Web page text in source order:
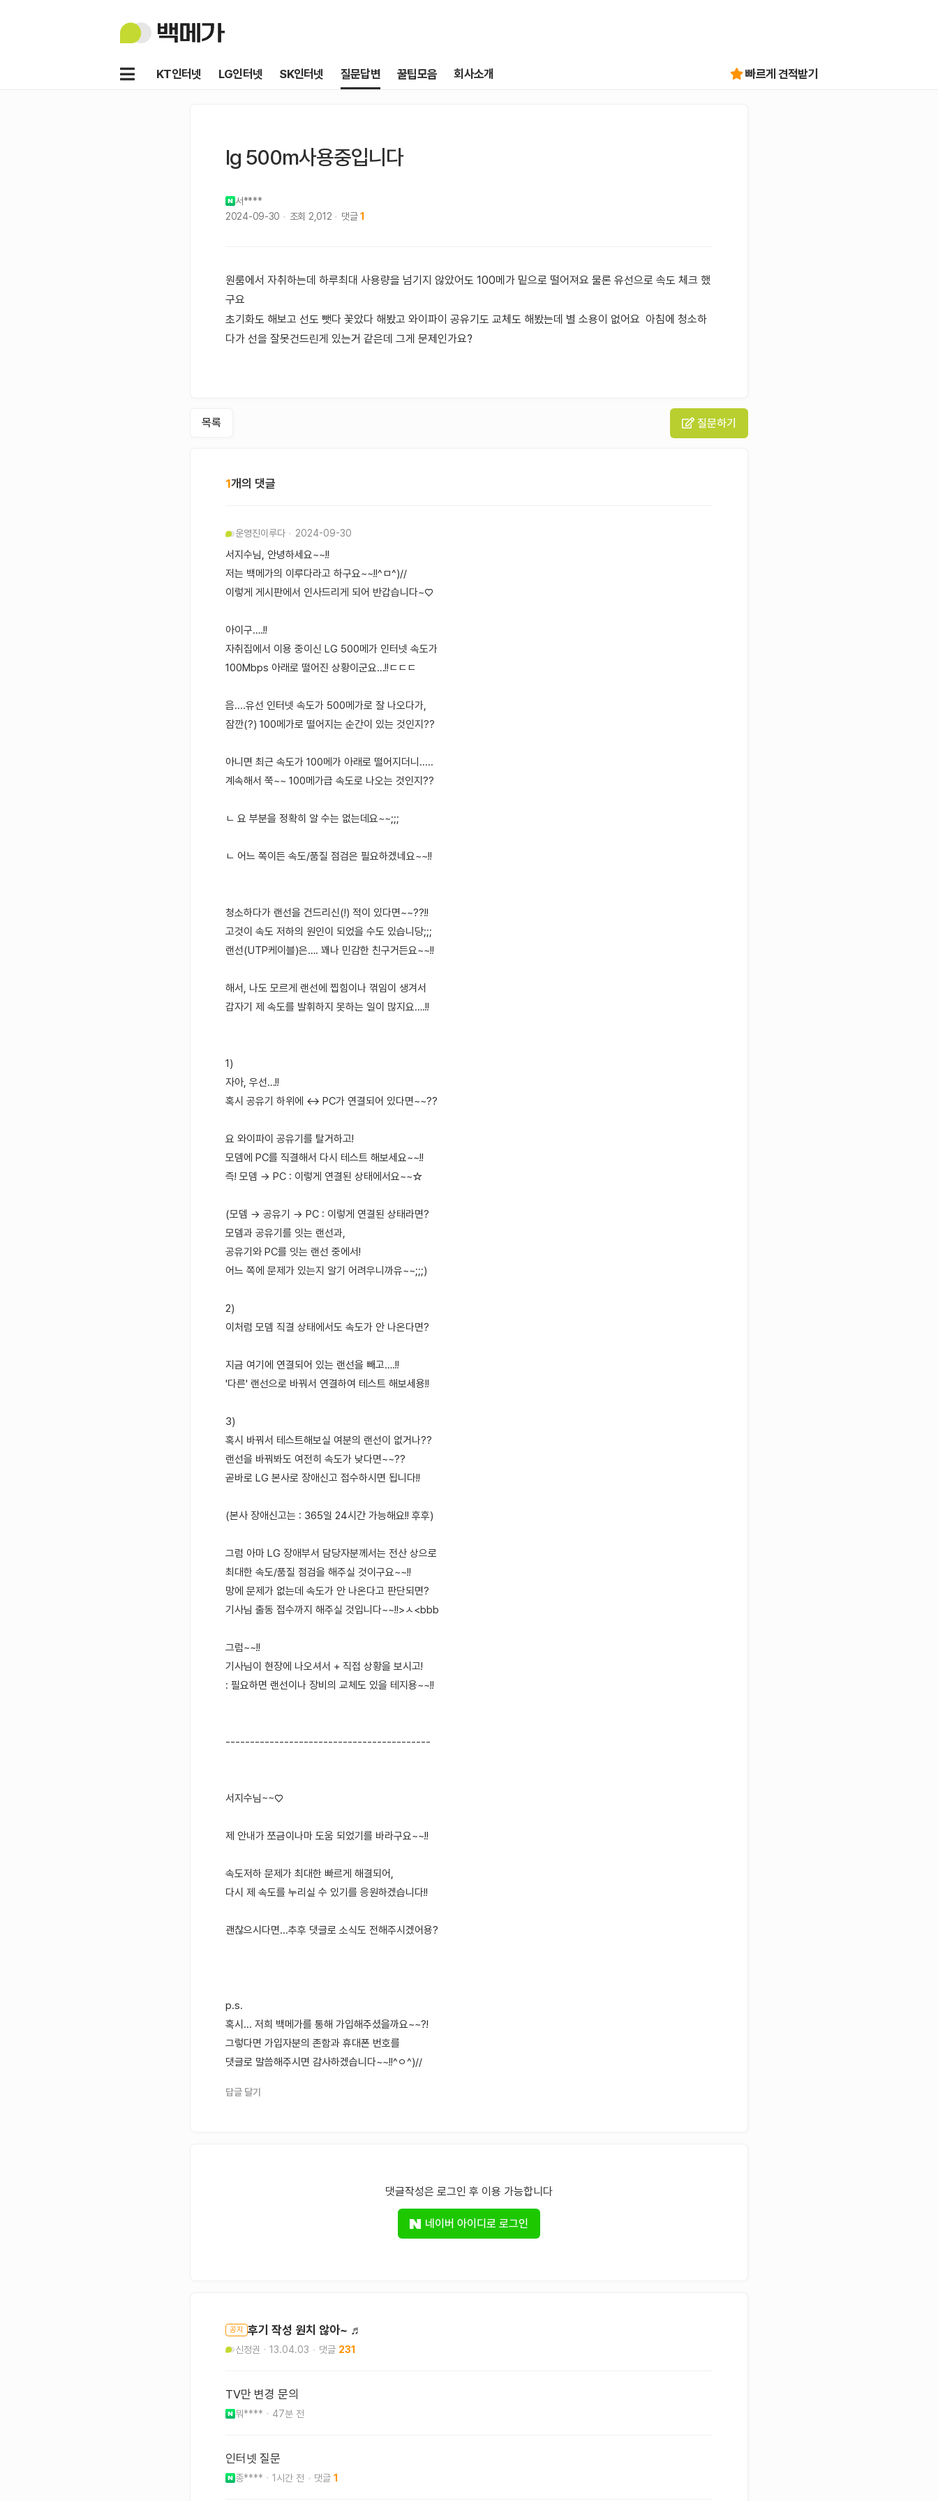
백
KT인터넷
LG인터넷 SK인터넷 질문답변 꿀팁모음 회사소개
메
빠르게 견적받기
lg 500m사용중입니다
서****
2024-09-30
조회 2,012 댓글 1
원룸에서 자취하는데 하루최대 사용량을 넘기지 않았어도 100메가 밑으로 떨어져요 물론 유선으로 속도 체크 했
구요
초기화도 해보고 선도 뺏다 꽃았다 해봤고 와이파이 공유기도 교체도 해봤는데 별 소용이 없어요 아침에 청소하
다가 선을 잘못건드린게 있는거 같은데 그게 문제인가요?
목록 질문하기
1개의 댓글
운영진이루다 2024-09-30
서지수님, 안녕하세요~~!!
저는 백메가의 이루다라고 하구요~~!!^ㅁ^)//
이렇게 게시판에서 인사드리게 되어 반갑습니다~♡
아이구….!!
자취집에서 이용 중이신 LG 500메가 인터넷 속도가
100Mbps 아래로 떨어진 상황이군요…!!ㄷㄷㄷ
음....유선 인터넷 속도가 500메가로 잘 나오다가,
잠깐(?) 100메가로 떨어지는 순간이 있는 것인지??
아니면 최근 속도가 100메가 아래로 떨어지더니.....
계속해서 쭉~~ 100메가급 속도로 나오는 것인지??
ㄴ 요 부분을 정확히 알 수는 없는데요~~;;;
ㄴ 어느 쪽이든 속도/품질 점검은 필요하겠네요~~!!
청소하다가 랜선을 건드리신(!) 적이 있다면~~??!!
고것이 속도 저하의 원인이 되었을 수도 있습니당;;;
랜선(UTP케이블)은…. 꽤나 민감한 친구거든요~~!!
해서, 나도 모르게 랜선에 찝힘이나 꺾임이 생겨서
갑자기 제 속도를 발휘하지 못하는 일이 많지요….!!
1)
자아, 우선…!!
혹시 공유기 하위에 ↔ PC가 연결되어 있다면~~??
요 와이파이 공유기를 탈거하고!
모뎀에 PC를 직결해서 다시 테스트 해보세요~~!!
즉! 모뎀 → PC : 이렇게 연결된 상태에서요~~☆
(모뎀 → 공유기 → PC : 이렇게 연결된 상태라면?
모뎀과 공유기를 잇는 랜선과,
공유기와 PC를 잇는 랜선 중에서!
어느 쪽에 문제가 있는지 알기 어려우니까유~~;;;)
2)
이처럼 모뎀 직결 상태에서도 속도가 안 나온다면?
지금 여기에 연결되어 있는 랜선을 빼고….!!
'다른' 랜선으로 바꿔서 연결하여 테스트 해보세용!!
3)
혹시 바꿔서 테스트해보실 여분의 랜선이 없거나??
랜선을 바꿔봐도 여전히 속도가 낮다면~~??
곧바로 LG 본사로 장애신고 접수하시면 됩니다!!
(본사 장애신고는 : 365일 24시간 가능해요!! 후후)
그럼 아마 LG 장애부서 담당자분께서는 전산 상으로
최대한 속도/품질 점검을 해주실 것이구요~~!!
망에 문제가 없는데 속도가 안 나온다고 판단되면?
기사님 출동 접수까지 해주실 것입니다~~!!>ㅅ<bbb
그럼~~!!
기사님이 현장에 나오셔서 + 직접 상황을 보시고!
: 필요하면 랜선이나 장비의 교체도 있을 테지용~~!!
------------------------------------------
서지수님~~♡
제 안내가 쪼금이나마 도움 되었기를 바라구요~~!!
속도저하 문제가 최대한 빠르게 해결되어,
다시 제 속도를 누리실 수 있기를 응원하겠습니다!!
괜찮으시다면...추후 댓글로 소식도 전해주시겠어용?
p.s.
혹시... 저희 백메가를 통해 가입해주셨을까요~~?!
그렇다면 가입자분의 존함과 휴대폰 번호를
댓글로 말씀해주시면 감사하겠습니다~~!!^ㅇ^)//
답글 달기
댓글작성은 로그인 후 이용 가능합니다
네이버 아이디로 로그인
공지 후기 작성 원치 않아~ ♬
신정권 13.04.03 231
TV만 변경 문의
뭐**** 47분 전
인터넷 질문
종**** 1시간 전 1